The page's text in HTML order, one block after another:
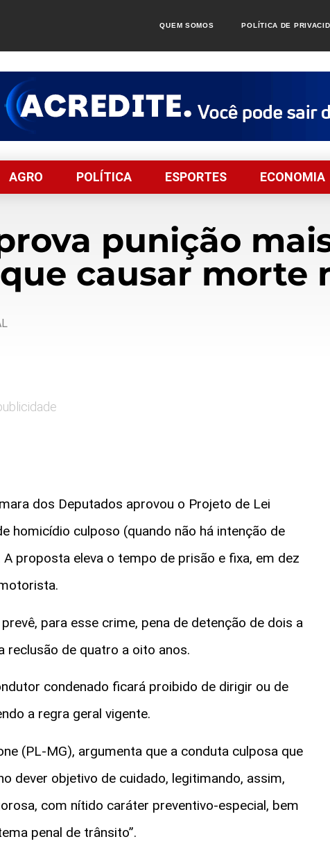
QUEM SOMOS POLÍTICA DE
AGRO POLÍTICA ESPORTES ECONOMIA
punição
causar morte
dos Deputados aprovou o Projeto de Lei
homicídio culposo (quando não há intenção de
proposta eleva o tempo de prisão e fixa, em dez
prevê, para esse crime, pena de detenção de dois a
reclusão de quatro a oito anos.
condenado ficará proibido de dirigir ou de
a regra geral vigente.
(PL-MG), argumenta que a conduta culposa que
dever objetivo de cuidado, legitimando, assim,
com nítido caráter preventivo-especial, bem
penal de trânsito”.